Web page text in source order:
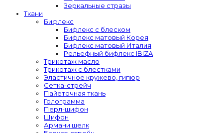
Зеркальные стразы
Ткани
Бифлекс
Бифлекс с блеском
Бифлекс матовый Корея
Бифлекс матовый Италия
Рельефный бифлекс IBIZA
Трикотаж масло
Трикотаж с блестками
Эластичное кружево, гипюр
Сетка-стрейч
Пайеточная ткань
Голограмма
Перл-шифон
Шифон
Армани шелк